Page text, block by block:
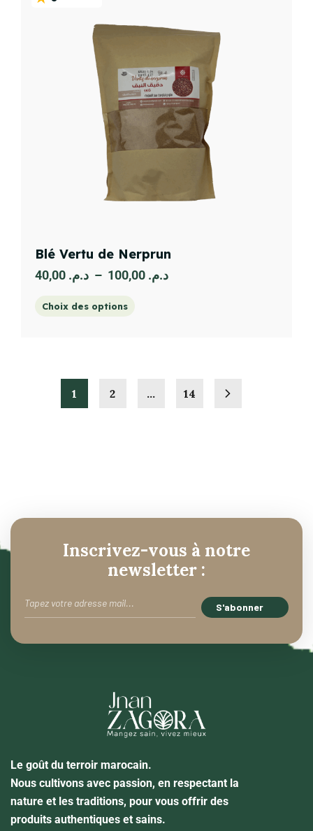
Blé Vertu de Nerprun
د.م. – د.م.
Choix des options
1 2 … 14
Inscrivez-vous à notre
newsletter :
Le goût du terroir marocain.
Nous cultivons avec passion, en respectant la
nature et les traditions, pour vous offrir des
produits authentiques et sains.